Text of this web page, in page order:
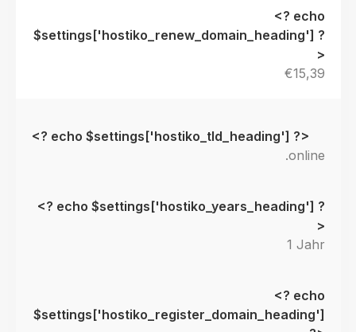
€15,39
.online
1 Jahr